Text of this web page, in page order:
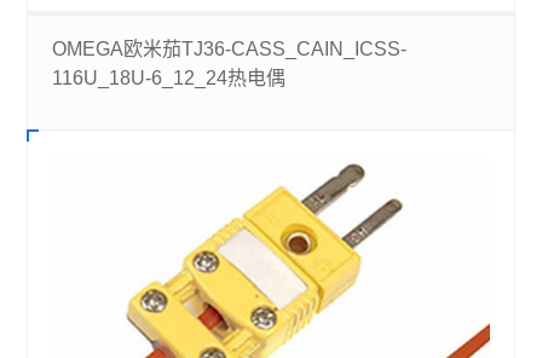
OMEGA欧米茄TJ36-CASS_CAIN_ICSS-
116U_18U-6_12_24热电偶